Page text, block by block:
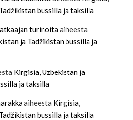
bussilla ja taksilla
turinoitaaiheesta
ja Tadžikistan bussilla ja
Kirgisia, Uzbekistan ja
ja taksilla
aiheesta Kirgisia,
bussilla ja taksilla